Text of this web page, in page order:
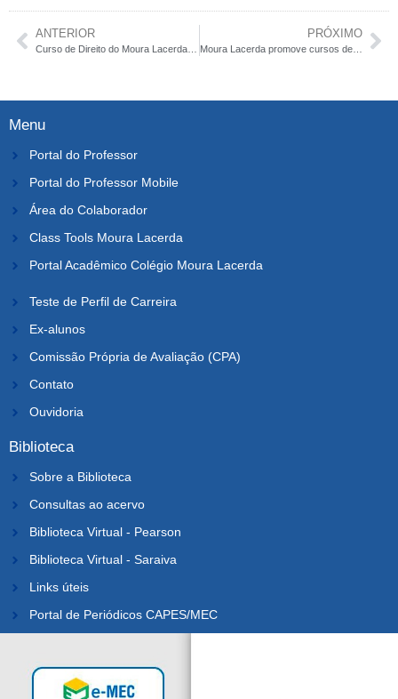
ANTERIOR
Curso de Direito do Moura Lacerda promove etapa final da Maratona Jurídica
PRÓXIMO
Moura Lacerda promove cursos de nivelamento em Matemática, Português e Informática
Menu
Portal do Professor
Portal do Professor Mobile
Área do Colaborador
Class Tools Moura Lacerda
Portal Acadêmico Colégio Moura Lacerda
Teste de Perfil de Carreira
Ex-alunos
Comissão Própria de Avaliação (CPA)
Contato
Ouvidoria
Biblioteca
Sobre a Biblioteca
Consultas ao acervo
Biblioteca Virtual - Pearson
Biblioteca Virtual - Saraiva
Links úteis
Portal de Periódicos CAPES/MEC